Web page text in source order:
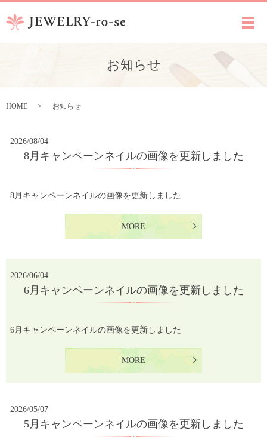
メ
お知らせ
HOME お知らせ
2026/08/04
8月キャンペーンネイルの画像を更新しました
8月キャンペーンネイルの画像を更新しました
MORE
2026/06/04
6月キャンペーンネイルの画像を更新しました
6月キャンペーンネイルの画像を更新しました
MORE
2026/05/07
5月キャンペーンネイルの画像を更新しました